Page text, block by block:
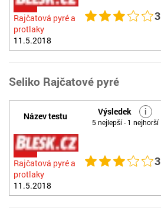
Rajčatová pyré a
protlaky
11.5.2018
3
Seliko Rajčatové pyré
Název testu Výsledek i
5 nejlepší - 1 nejhorší
Rajčatová pyré a
protlaky
11.5.2018
3